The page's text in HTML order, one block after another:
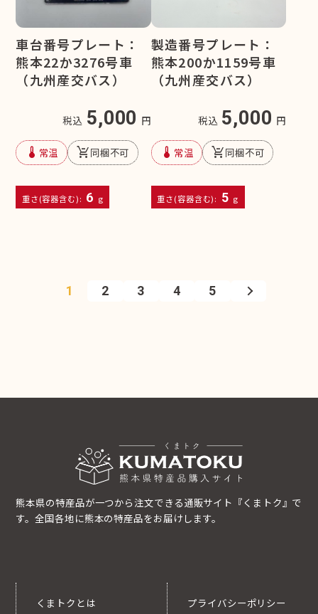
車台番号プレート：
熊本22か3276号車
（九州産交バス）
税込 5,000 円
device_thermostat 常温 remove_shopping_cart同梱不可
重さ(容器含む): 6 g
製造番号プレート：
熊本200か1159号車
（九州産交バス）
税込 5,000 円
device_thermostat 常温 remove_shopping_cart同梱不可
重さ(容器含む): 5 g
1 2 3 4 5
熊本県の特産品が一つから注文できる通販サイト『くまトク』で
す。全国各地に熊本の特産品をお届けします。
くまトクとは プライバシーポリシー